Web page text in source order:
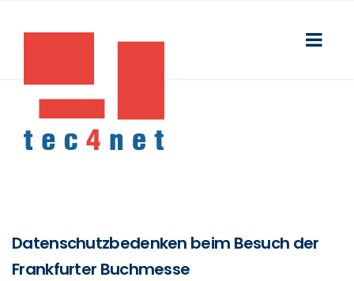
Datenschutzbedenken beim Besuch der
Frankfurter Buchmesse